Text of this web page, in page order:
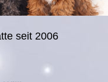
seit 2006